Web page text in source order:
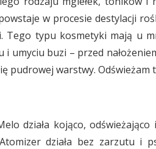
w procesie destylacji
Tego typu kosmetyki mają u
i umyciu buzi – przed
pudrowej warstwy. Odświeżam
działa kojąco,
działa bez zarzutu i